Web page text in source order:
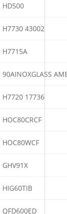
HD500
H7730 43002
H7715A
90AINOXGLASS
H7720 17736
HOC80CRCF
HOC80WCF
GHV91X
HIG60TIB
QFD600ED